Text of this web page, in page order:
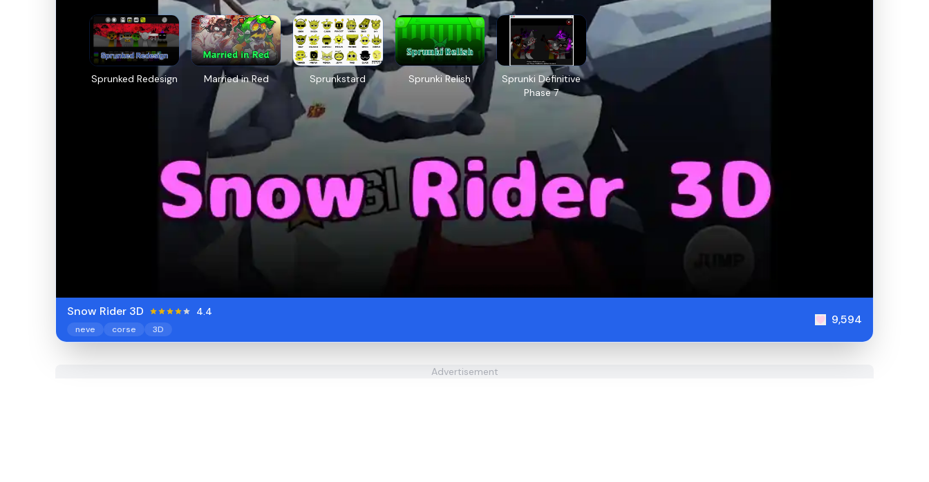
Sprunked Redesign Married in Red Sprunkstard Sprunki Relish
Sprunki Definitive
Phase 7
Snow Rider 3D 4.4
neve corse 3D
9,594
Advertisement